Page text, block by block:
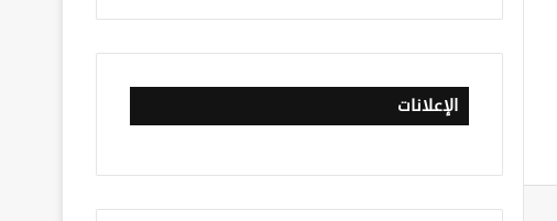
الإعلانات